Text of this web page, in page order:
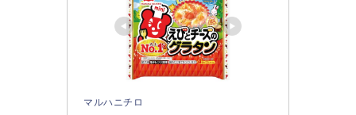
マルハニチロ